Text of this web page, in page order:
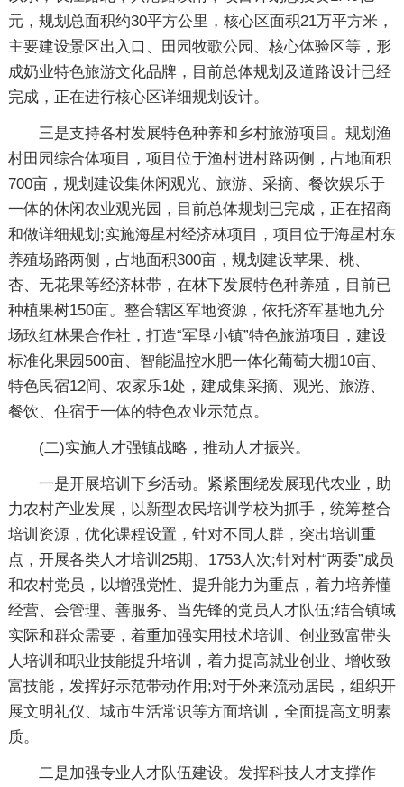
元，规划总面积约30平方公里，核心区面积21万平方米，
主要建设景区出入口、田园牧歌公园、核心体验区等，形
成奶业特色旅游文化品牌，目前总体规划及道路设计已经
完成，正在进行核心区详细规划设计。
三是支持各村发展特色种养和乡村旅游项目。规划渔
村田园综合体项目，项目位于渔村进村路两侧，占地面积
700亩，规划建设集休闲观光、旅游、采摘、餐饮娱乐于
一体的休闲农业观光园，目前总体规划已完成，正在招商
和做详细规划;实施海星村经济林项目，项目位于海星村东
养殖场路两侧，占地面积300亩，规划建设苹果、桃、
杏、无花果等经济林带，在林下发展特色种养殖，目前已
种植果树150亩。整合辖区军地资源，依托济军基地九分
场玖红林果合作社，打造“军垦小镇”特色旅游项目，建设
标准化果园500亩、智能温控水肥一体化葡萄大棚10亩、
特色民宿12间、农家乐1处，建成集采摘、观光、旅游、
餐饮、住宿于一体的特色农业示范点。
(二)实施人才强镇战略，推动人才振兴。
一是开展培训下乡活动。紧紧围绕发展现代农业，助
力农村产业发展，以新型农民培训学校为抓手，统筹整合
培训资源，优化课程设置，针对不同人群，突出培训重
点，开展各类人才培训25期、1753人次;针对村“两委”成员
和农村党员，以增强党性、提升能力为重点，着力培养懂
经营、会管理、善服务、当先锋的党员人才队伍;结合镇域
实际和群众需要，着重加强实用技术培训、创业致富带头
人培训和职业技能提升培训，着力提高就业创业、增收致
富技能，发挥好示范带动作用;对于外来流动居民，组织开
展文明礼仪、城市生活常识等方面培训，全面提高文明素
质。
二是加强专业人才队伍建设。发挥科技人才支撑作